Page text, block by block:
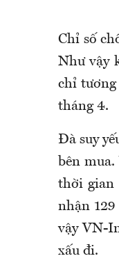
Chỉ số
Như vậy
chỉ
tháng 4.
Đà suy
bên
thời gian
nhận
vậy VN-
xấu đi.